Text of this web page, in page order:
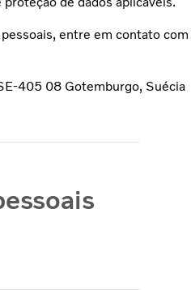
entre em contato
405 08 Gotemburgo, Suécia